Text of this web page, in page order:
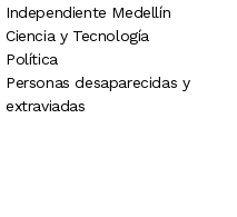
Independiente Medellín
Ciencia y Tecnología
Política
Personas desaparecidas y
extraviadas